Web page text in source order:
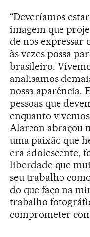
“Deveríamos
imagem que
de nos expressar
às vezes possa
brasileiro.
analisamos
nossa aparência.
pessoas que
enquanto
Alarcon abraçou
uma paixão que
era adolescente,
liberdade que
seu trabalho
do que faço na
trabalho
comprometer